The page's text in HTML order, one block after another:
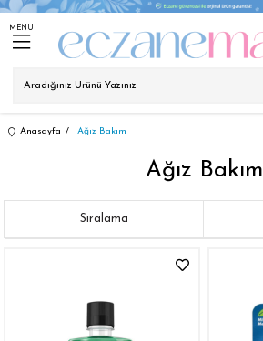
MENU
Anasayfa Ağız Bakım
Ağız Bakım
Sıralama